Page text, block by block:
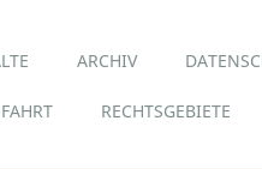
ARCHIV
RECHTSGEBIETE